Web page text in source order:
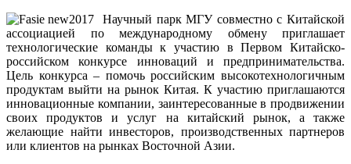
Научный парк МГУ совместно с Китайской
ассоциацией по международному обмену приглашает
технологические команды к участию в Первом Китайско-
российском конкурсе инноваций и предпринимательства.
Цель конкурса – помочь российским высокотехнологичным
продуктам выйти на рынок Китая. К участию приглашаются
инновационные компании, заинтересованные в продвижении
своих продуктов и услуг на китайский рынок, а также
желающие найти инвесторов, производственных партнеров
или клиентов на рынках Восточной Азии.